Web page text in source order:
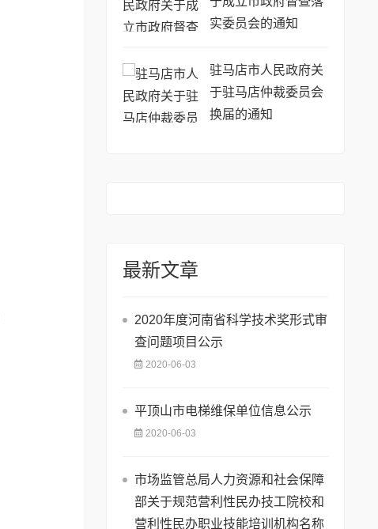
实委员会的通知
驻马店市人民政府关
于驻马店仲裁委员会
换届的通知
最新文章
2020年度河南省科学技术奖形式审
查问题项目公示
2020-06-03
平顶山市电梯维保单位信息公示
2020-06-03
市场监管总局人力资源和社会保障
部关于规范营利性民办技工院校和
营利性民办职业技能培训机构名称